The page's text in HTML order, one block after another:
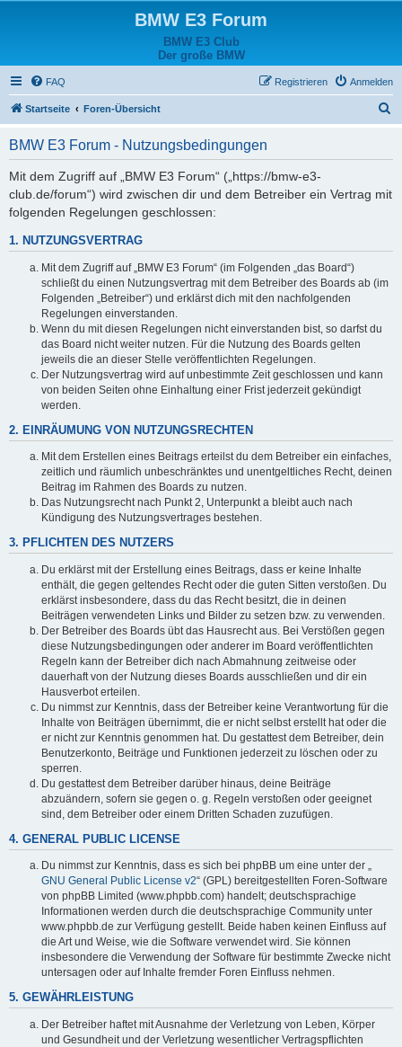
BMW E3 Forum
BMW E3 Club
Der große BMW
FAQ Anmelden
Registrieren
Startseite Foren-Übersicht
BMW E3 Forum - Nutzungsbedingungen
Mit dem Zugriff auf „BMW E3 Forum“ („https://bmw-e3-
club.de/forum“) wird zwischen dir und dem Betreiber ein Vertrag mit
folgenden Regelungen geschlossen:
1. NUTZUNGSVERTRAG
Mit dem Zugriff auf „BMW E3 Forum“ (im Folgenden „das Board“)
schließt du einen Nutzungsvertrag mit dem Betreiber des Boards ab (im
Folgenden „Betreiber“) und erklärst dich mit den nachfolgenden
Regelungen einverstanden.
Wenn du mit diesen Regelungen nicht einverstanden bist, so darfst du
das Board nicht weiter nutzen. Für die Nutzung des Boards gelten
jeweils die an dieser Stelle veröffentlichten Regelungen.
Der Nutzungsvertrag wird auf unbestimmte Zeit geschlossen und kann
von beiden Seiten ohne Einhaltung einer Frist jederzeit gekündigt
werden.
2. EINRÄUMUNG VON NUTZUNGSRECHTEN
Mit dem Erstellen eines Beitrags erteilst du dem Betreiber ein einfaches,
zeitlich und räumlich unbeschränktes und unentgeltliches Recht, deinen
Beitrag im Rahmen des Boards zu nutzen.
Das Nutzungsrecht nach Punkt 2, Unterpunkt a bleibt auch nach
Kündigung des Nutzungsvertrages bestehen.
3. PFLICHTEN DES NUTZERS
Du erklärst mit der Erstellung eines Beitrags, dass er keine Inhalte
enthält, die gegen geltendes Recht oder die guten Sitten verstoßen. Du
erklärst insbesondere, dass du das Recht besitzt, die in deinen
Beiträgen verwendeten Links und Bilder zu setzen bzw. zu verwenden.
Der Betreiber des Boards übt das Hausrecht aus. Bei Verstößen gegen
diese Nutzungsbedingungen oder anderer im Board veröffentlichten
Regeln kann der Betreiber dich nach Abmahnung zeitweise oder
dauerhaft von der Nutzung dieses Boards ausschließen und dir ein
Hausverbot erteilen.
Du nimmst zur Kenntnis, dass der Betreiber keine Verantwortung für die
Inhalte von Beiträgen übernimmt, die er nicht selbst erstellt hat oder die
er nicht zur Kenntnis genommen hat. Du gestattest dem Betreiber, dein
Benutzerkonto, Beiträge und Funktionen jederzeit zu löschen oder zu
sperren.
Du gestattest dem Betreiber darüber hinaus, deine Beiträge
abzuändern, sofern sie gegen o. g. Regeln verstoßen oder geeignet
sind, dem Betreiber oder einem Dritten Schaden zuzufügen.
4. GENERAL PUBLIC LICENSE
Du nimmst zur Kenntnis, dass es sich bei phpBB um eine unter der „
GNU General Public License v2“ (GPL) bereitgestellten Foren-Software
von phpBB Limited (www.phpbb.com) handelt; deutschsprachige
Informationen werden durch die deutschsprachige Community unter
www.phpbb.de zur Verfügung gestellt. Beide haben keinen Einfluss auf
die Art und Weise, wie die Software verwendet wird. Sie können
insbesondere die Verwendung der Software für bestimmte Zwecke nicht
untersagen oder auf Inhalte fremder Foren Einfluss nehmen.
5. GEWÄHRLEISTUNG
Der Betreiber haftet mit Ausnahme der Verletzung von Leben, Körper
und Gesundheit und der Verletzung wesentlicher Vertragspflichten